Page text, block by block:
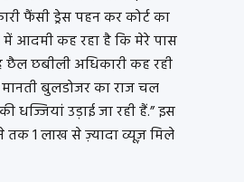
फैंसी ड्रेस पहन कर कोर्ट का
में आदमी कह रहा है कि मेरे पास
छैल छबीली अधिकारी कह रही
मानती बुलडोजर का राज चल
धज्जियां उड़ाई जा रही हैं.” इस
तक 1 लाख से ज़्यादा व्यूज़ मिले